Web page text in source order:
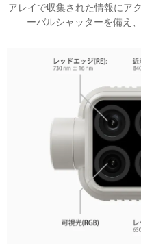
アレイで収集された情報にア
ーバルシャッターを備え